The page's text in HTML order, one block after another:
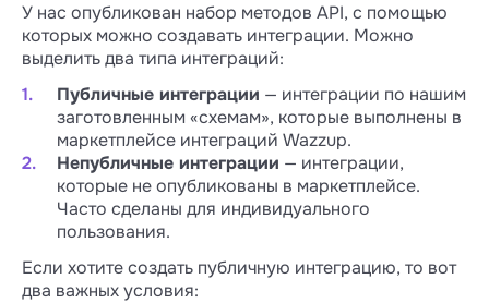
У нас опубликован набор методов API, с помощью
которых можно создавать интеграции. Можно
выделить два типа интеграций:
Публичные интеграции — интеграции по нашим
заготовленным «схемам», которые выполнены в
маркетплейсе интеграций Wazzup.
Непубличные интеграции — интеграции,
которые не опубликованы в маркетплейсе.
Часто сделаны для индивидуального
пользования.
Если хотите создать публичную интеграцию, то вот
два важных условия: